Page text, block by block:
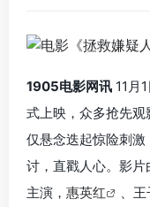
1905电影网讯 11月
式上映，众多抢先
仅悬念迭起惊险刺
讨，直戳人心。影片
主演， 惠英红
、